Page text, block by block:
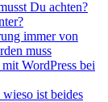
Du achten?
immer von
muss
WordPress bei
ist beides